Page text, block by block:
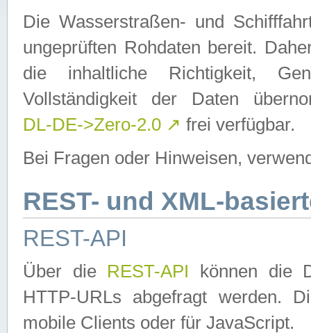
Die Wasserstraßen- und
ungeprüften Rohdaten bereit.
die inhaltliche Richtigkeit,
Vollständigkeit der Daten
DL-DE->Zero-2.0 ↗ frei verfügbar.
Bei Fragen oder Hinweisen,
REST- und XML-
REST-API
Über die REST-API können die
HTTP-URLs abgefragt werden.
mobile Clients oder für JavaScript.